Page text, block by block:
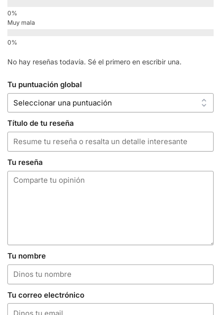
Muy mala
No hay reseñas todavía. Sé el primero en escribir una.
Tu puntuación global
Título de tu reseña
Tu reseña
Tu nombre
Tu correo electrónico